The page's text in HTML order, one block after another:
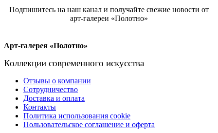
Подпишитесь на наш канал и получайте свежие новости от
арт-галереи «Полотно»
Арт-галерея «Полотно»
Коллекции современного искусства
Отзывы о компании
Сотрудничество
Доставка и оплата
Контакты
Политика использования cookie
Пользовательское соглашение и оферта